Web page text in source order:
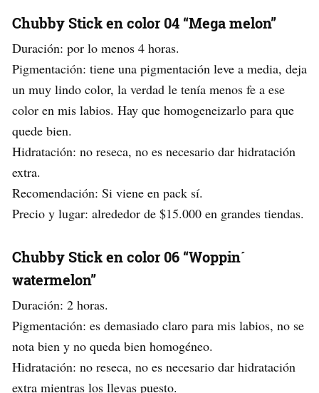
Chubby Stick en color 04 “Mega melon”
Duración: por lo menos 4 horas.
Pigmentación: tiene una pigmentación leve a media, deja
un muy lindo color, la verdad le tenía menos fe a ese
color en mis labios. Hay que homogeneizarlo para que
quede bien.
Hidratación: no reseca, no es necesario dar hidratación
extra.
Recomendación: Si viene en pack sí.
Precio y lugar: alrededor de $15.000 en grandes tiendas.
Chubby Stick en color 06 “Woppin´
watermelon”
Duración: 2 horas.
Pigmentación: es demasiado claro para mis labios, no se
nota bien y no queda bien homogéneo.
Hidratación: no reseca, no es necesario dar hidratación
extra mientras los llevas puesto.